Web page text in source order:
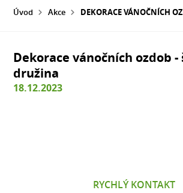
Úvod Akce DEKORACE VÁNOČNÍCH
Dekorace vánočních ozdob
družina
18.12.2023
RYCHLÝ KONTAKT